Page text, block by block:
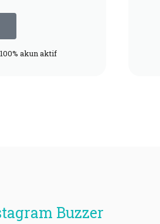
akun aktif
Buzzer